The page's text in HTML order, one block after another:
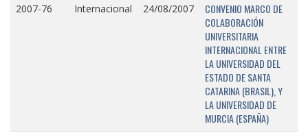
2007-76 Internacional 24/08/2007
CONVENIO MARCO DE
COLABORACIÓN
UNIVERSITARIA
INTERNACIONAL ENTRE
LA UNIVERSIDAD DEL
ESTADO DE SANTA
CATARINA (BRASIL), Y
LA UNIVERSIDAD DE
MURCIA (ESPAÑA)